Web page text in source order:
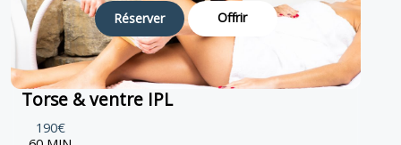
Réserver Offrir
Torse & ventre IPL
190€